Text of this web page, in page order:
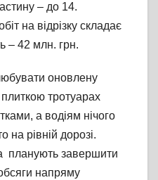
– до 14.
на відрізку складає
– 42 млн. грн.
оновлену
тротуарах
а водіям нічого
на рівній дорозі.
планують завершити
напряму